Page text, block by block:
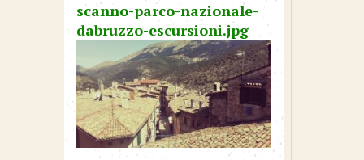
scanno-parco-nazionale-
dabruzzo-escursioni.jpg